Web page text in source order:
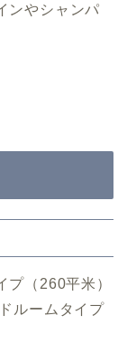
ンやシャンパ
プ（260平米）
ルームタイプ